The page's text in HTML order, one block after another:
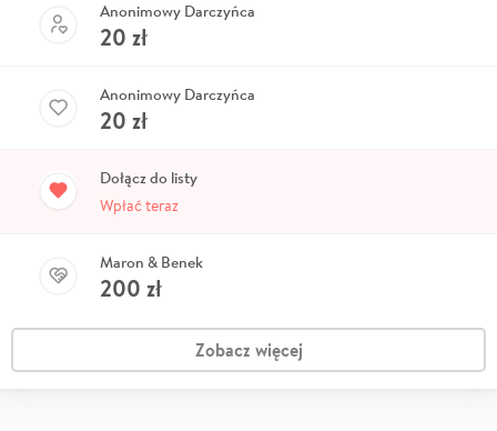
Anonimowy Darczyńca
20 zł
Anonimowy Darczyńca
20 zł
Dołącz do listy
Wpłać teraz
Maron & Benek
200 zł
Zobacz więcej